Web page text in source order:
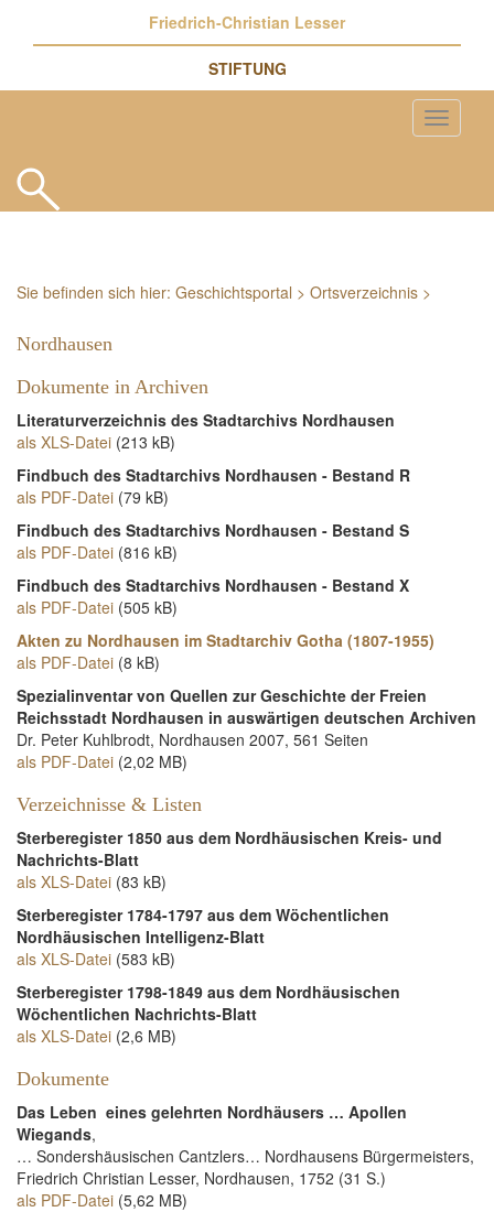
Friedrich-Christian Lesser
STIFTUNG
Sie befinden sich hier: Geschichtsportal > Ortsverzeichnis >
Nordhausen
Dokumente in Archiven
Literaturverzeichnis des Stadtarchivs Nordhausen
als XLS-Datei (213 kB)
Findbuch des Stadtarchivs Nordhausen - Bestand R
als PDF-Datei (79 kB)
Findbuch des Stadtarchivs Nordhausen - Bestand S
als PDF-Datei (816 kB)
Findbuch des Stadtarchivs Nordhausen - Bestand X
als PDF-Datei (505 kB)
Akten zu Nordhausen im Stadtarchiv Gotha (1807-1955)
als PDF-Datei (8 kB)
Spezialinventar von Quellen zur Geschichte der Freien
Reichsstadt Nordhausen in auswärtigen deutschen Archiven
Dr. Peter Kuhlbrodt, Nordhausen 2007, 561 Seiten
als PDF-Datei (2,02 MB)
Verzeichnisse & Listen
Sterberegister 1850 aus dem Nordhäusischen Kreis- und
Nachrichts-Blatt
als XLS-Datei (83 kB)
Sterberegister 1784-1797 aus dem Wöchentlichen
Nordhäusischen Intelligenz-Blatt
als XLS-Datei (583 kB)
Sterberegister 1798-1849 aus dem Nordhäusischen
Wöchentlichen Nachrichts-Blatt
als XLS-Datei (2,6 MB)
Dokumente
Das Leben eines gelehrten Nordhäusers … Apollen
Wiegands,
… Sondershäusischen Cantzlers… Nordhausens Bürgermeisters,
Friedrich Christian Lesser, Nordhausen, 1752 (31 S.)
als PDF-Datei (5,62 MB)